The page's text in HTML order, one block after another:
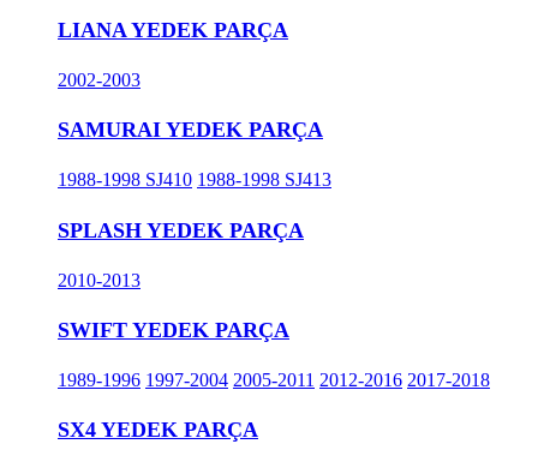
LIANA YEDEK PARÇA
2002-2003
SAMURAI YEDEK PARÇA
1988-1998 SJ410 1988-1998 SJ413
SPLASH YEDEK PARÇA
2010-2013
SWIFT YEDEK PARÇA
1989-1996 1997-2004 2005-2011 2012-2016 2017-2018
SX4 YEDEK PARÇA